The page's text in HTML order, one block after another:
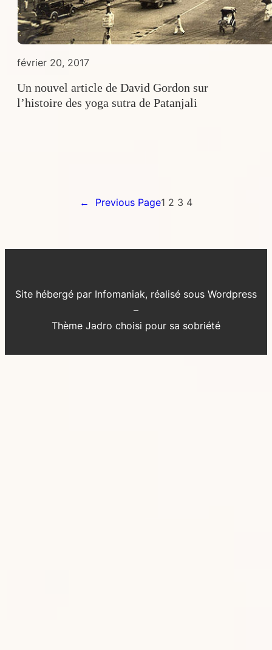
février 20, 2017
Un nouvel article de David Gordon sur
l’histoire des yoga sutra de Patanjali
← Previous Page1 2 3 4
Site hébergé par Infomaniak, réalisé sous Wordpress
–
Thème Jadro choisi pour sa sobriété